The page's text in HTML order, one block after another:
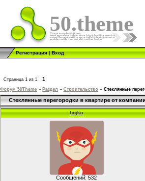
50.theme
Регистрация|Вход
Страница 1 из 1 1
Форум 50Theme » Раздел » Строительство » Стеклянные
Стеклянные перегородки в квартире от
bojko
Сообщений: 532